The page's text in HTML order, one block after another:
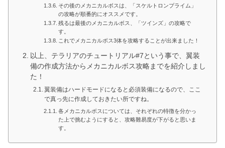
その後のメカニカルボスは、「スケルトロンプライム」
の攻略が順番的にオススメです。
残るは最後のメカニカルボス、「ツインズ」の攻略で
す。
これでメカニカルボス3体を攻略することが出来ました！
以上、テラリアのチュートリアル#7という事で、翼装
備の作成方法からメカニカルボス攻略までを紹介しまし
た！
翼装備はハードモードになると必須装備になるので、ここ
で真っ先に作成しておきたい所ですね。
各メカニカルボスについては、それぞれの特徴を分かっ
た上で挑むようにすると、攻略難易度が下がると思いま
す。